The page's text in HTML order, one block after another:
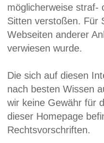
möglicherweise straf-
Sitten verstoßen. Für
Webseiten anderer
verwiesen wurde.
Die sich auf diesen
nach besten Wissen
wir keine Gewähr für
dieser Homepage
Rechtsvorschriften.